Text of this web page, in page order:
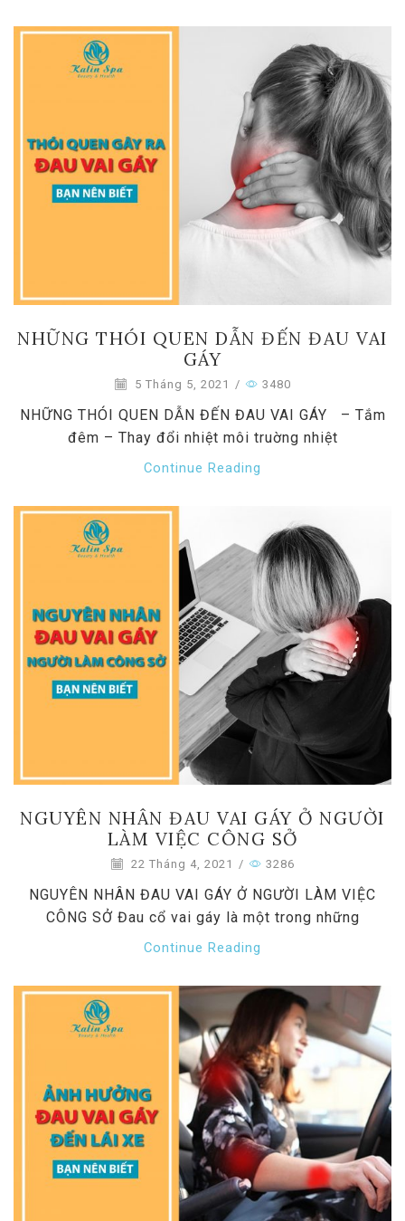
NHỮNG THÓI QUEN DẪN ĐẾN ĐAU VAI
GÁY
5 Tháng 5, 2021 / 3480
NHỮNG THÓI QUEN DẪN ĐẾN ĐAU VAI GÁY – Tắm
đêm – Thay đổi nhiệt môi truờng nhiệt
Continue Reading
NGUYÊN NHÂN ĐAU VAI GÁY Ở NGƯỜI
LÀM VIỆC CÔNG SỞ
22 Tháng 4, 2021 / 3286
NGUYÊN NHÂN ĐAU VAI GÁY Ở NGƯỜI LÀM VIỆC
CÔNG SỞ Đau cổ vai gáy là một trong những
Continue Reading